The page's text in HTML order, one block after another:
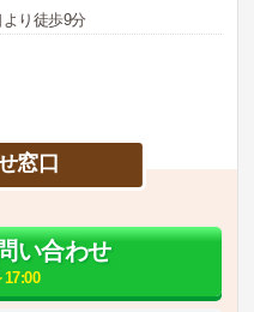
り徒歩9分
窓口
い合わせ
17:00